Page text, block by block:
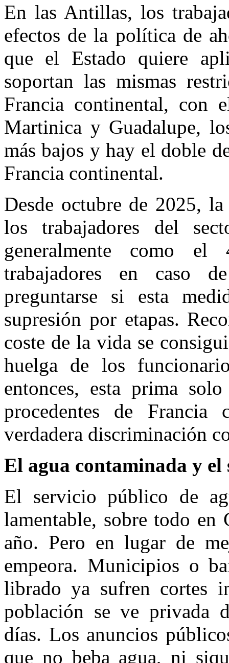
En las Antillas, los
efectos de la política de
que el Estado quiere
soportan las mismas
Francia continental, con
Martinica y Guadalupe,
más bajos y hay el doble
Francia continental.
Desde octubre de 2025,
los trabajadores del
generalmente como
trabajadores en caso
preguntarse si esta
supresión por etapas.
coste de la vida se
huelga de los
entonces, esta prima
procedentes de Francia
verdadera discriminación
El agua contaminada y
El servicio público de
lamentable, sobre todo en
año. Pero en lugar de
empeora. Municipios o
librado ya sufren cortes
población se ve privada
días. Los anuncios
que no beba agua, ni